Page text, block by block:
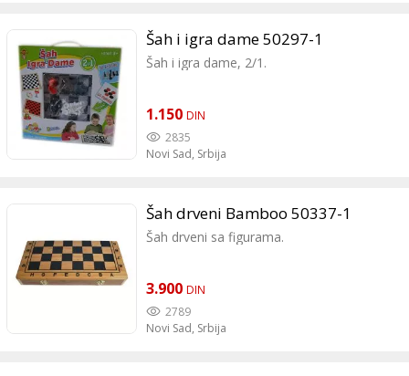
Šah i igra dame 50297-1
Šah i igra dame, 2/1.
1.150 DIN
2835
Novi Sad, Srbija
Šah drveni Bamboo 50337-1
Šah drveni sa figurama.
3.900 DIN
2789
Novi Sad, Srbija